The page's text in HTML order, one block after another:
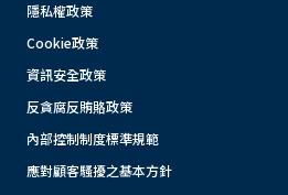
隱私權政策
Cookie政策
資訊安全政策
反貪腐反賄賂政策
內部控制制度標準規範
應對顧客騷擾之基本方針